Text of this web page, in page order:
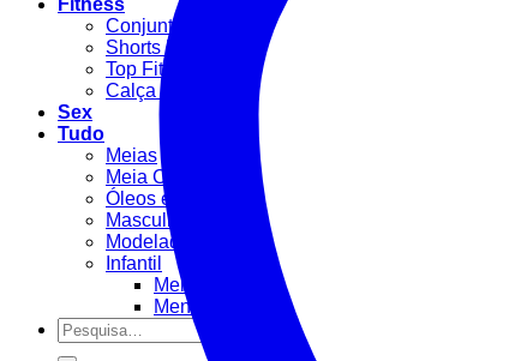
Fitness
Conjunto Fitness
Shorts Fitness
Top Fitness
Calça Fitness
Sex
Tudo
Meias
Meia Calça / Fina
Óleos e Géis
Masculino
Modeladora
Infantil
Menino
Menina
Pesquisar
por: